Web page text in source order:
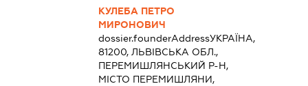
КУЛЕБА ПЕТРО
МИРОНОВИЧ
dossier.founderAddressУКРАЇНА,
81200, ЛЬВІВСЬКА ОБЛ.,
ПЕРЕМИШЛЯНСЬКИЙ Р-Н,
МІСТО ПЕРЕМИШЛЯНИ,